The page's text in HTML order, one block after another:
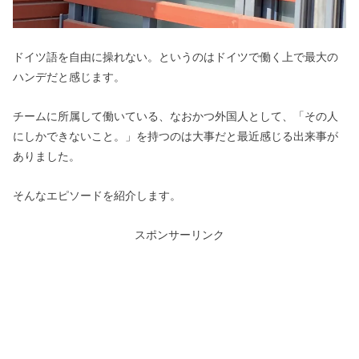
ドイツ語を自由に操れない。というのはドイツで働く上で最大の
ハンデだと感じます。
チームに所属して働いている、なおかつ外国人として、「その人
にしかできないこと。」を持つのは大事だと最近感じる出来事が
ありました。
そんなエピソードを紹介します。
スポンサーリンク